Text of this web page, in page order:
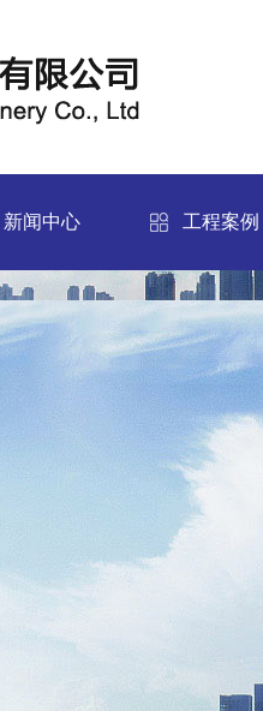
新闻中心
新闻中心
工程案例